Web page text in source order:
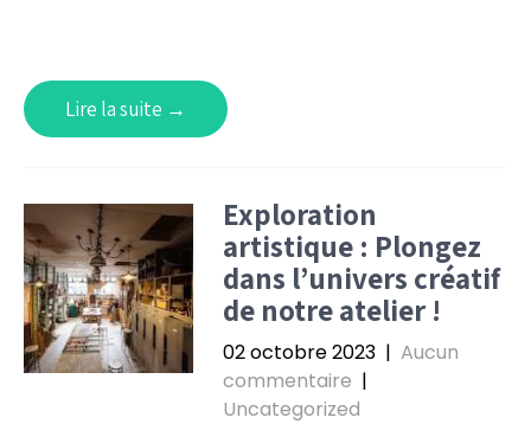
Lire la suite →
Exploration
artistique : Plongez
dans l’univers créatif
de notre atelier !
02 octobre 2023 | Aucun
commentaire |
Uncategorized